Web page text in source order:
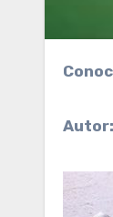
Autor: